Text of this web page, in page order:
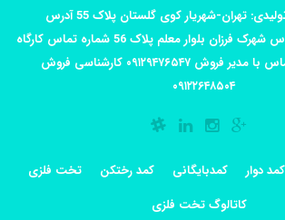
آدرس کارگاه تولیدی: تهران-شهریار کوی گلستان پلاک 55 آدرس
فروشگاه:تهران شهر قدس شهرک فرزان بلوار معلم پلاک 56 شماره تماس کارگاه
۰۲۱_۴۶۸۳۵۱۸۸ تماس با مدیر فروش ۰۹۱۲۹۴۷۶۵۴۷ کارشناسی فروش
۰۹۱۲۲۶۴۸۵۰۴
کمد دوار کمدبایگانی کمد رختکن
تخت فلزی
کاتالوگ تخت فلزی